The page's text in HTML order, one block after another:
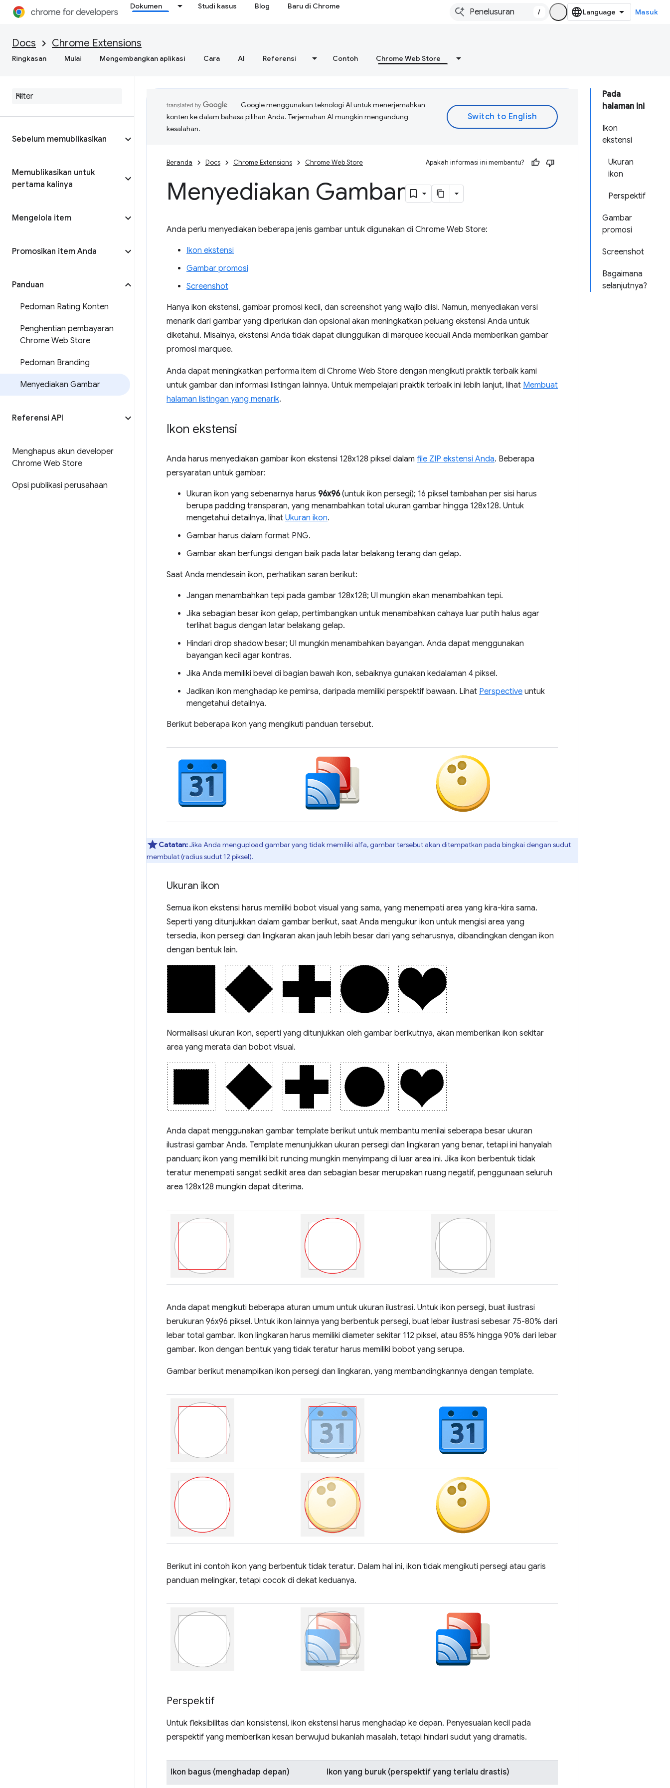
Dokumen Studi kasus Blog Baru di Chrome
/ Masuk
Docs Chrome Extensions
Ringkasan Mulai Mengembangkan aplikasi Cara AI Referensi Contoh Chrome Web Store
Sebelum memublikasikan
Memublikasikan untuk
pertama kalinya
Mengelola item
Promosikan item Anda
Panduan
Pedoman Rating Konten
Penghentian pembayaran
Chrome Web Store
Pedoman Branding
Menyediakan Gambar
Referensi API
Menghapus akun developer
Chrome Web Store
Opsi publikasi perusahaan
Pada
halaman ini
Ikon
ekstensi
Ukuran
ikon
Perspektif
Gambar
promosi
Screenshot
Bagaimana
selanjutnya?
Google menggunakan teknologi AI untuk menerjemahkan
konten ke dalam bahasa pilihan Anda. Terjemahan AI mungkin mengandung
kesalahan.
Beranda Docs Chrome Extensions Chrome Web Store Apakah informasi ini membantu?
Menyediakan Gambar
Anda perlu menyediakan beberapa jenis gambar untuk digunakan di Chrome Web Store:
Ikon ekstensi
Gambar promosi
Screenshot
Hanya ikon ekstensi, gambar promosi kecil, dan screenshot yang wajib diisi. Namun, menyediakan versi
menarik dari gambar yang diperlukan dan opsional akan meningkatkan peluang ekstensi Anda untuk
diketahui. Misalnya, ekstensi Anda tidak dapat diunggulkan di marquee kecuali Anda memberikan gambar
promosi marquee.
Anda dapat meningkatkan performa item di Chrome Web Store dengan mengikuti praktik terbaik kami
untuk gambar dan informasi listingan lainnya. Untuk mempelajari praktik terbaik ini lebih lanjut, lihat Membuat
halaman listingan yang menarik.
Ikon ekstensi
Anda harus menyediakan gambar ikon ekstensi 128x128 piksel dalam file ZIP ekstensi Anda. Beberapa
persyaratan untuk gambar:
Ukuran ikon yang sebenarnya harus 96x96(untuk ikon persegi); 16 piksel tambahan per sisi harus
berupa padding transparan, yang menambahkan total ukuran gambar hingga 128x128. Untuk
mengetahui detailnya, lihat Ukuran ikon.
Gambar harus dalam format PNG.
Gambar akan berfungsi dengan baik pada latar belakang terang dan gelap.
Saat Anda mendesain ikon, perhatikan saran berikut:
Jangan menambahkan tepi pada gambar 128x128; UI mungkin akan menambahkan tepi.
Jika sebagian besar ikon gelap, pertimbangkan untuk menambahkan cahaya luar putih halus agar
terlihat bagus dengan latar belakang gelap.
Hindari drop shadow besar; UI mungkin menambahkan bayangan. Anda dapat menggunakan
bayangan kecil agar kontras.
Jika Anda memiliki bevel di bagian bawah ikon, sebaiknya gunakan kedalaman 4 piksel.
Jadikan ikon menghadap ke pemirsa, daripada memiliki perspektif bawaan. Lihat Perspective untuk
mengetahui detailnya.
Berikut beberapa ikon yang mengikuti panduan tersebut.
Catatan:Jika Anda mengupload gambar yang tidak memiliki alfa, gambar tersebut akan ditempatkan pada bingkai dengan sudut
membulat (radius sudut 12 piksel).
Ukuran ikon
Semua ikon ekstensi harus memiliki bobot visual yang sama, yang menempati area yang kira-kira sama.
Seperti yang ditunjukkan dalam gambar berikut, saat Anda mengukur ikon untuk mengisi area yang
tersedia, ikon persegi dan lingkaran akan jauh lebih besar dari yang seharusnya, dibandingkan dengan ikon
dengan bentuk lain.
Normalisasi ukuran ikon, seperti yang ditunjukkan oleh gambar berikutnya, akan memberikan ikon sekitar
area yang merata dan bobot visual.
Anda dapat menggunakan gambar template berikut untuk membantu menilai seberapa besar ukuran
ilustrasi gambar Anda. Template menunjukkan ukuran persegi dan lingkaran yang benar, tetapi ini hanyalah
panduan; ikon yang memiliki bit runcing mungkin menyimpang di luar area ini. Jika ikon berbentuk tidak
teratur menempati sangat sedikit area dan sebagian besar merupakan ruang negatif, penggunaan seluruh
area 128x128 mungkin dapat diterima.
Anda dapat mengikuti beberapa aturan umum untuk ukuran ilustrasi. Untuk ikon persegi, buat ilustrasi
berukuran 96x96 piksel. Untuk ikon lainnya yang berbentuk persegi, buat lebar ilustrasi sebesar 75-80% dari
lebar total gambar. Ikon lingkaran harus memiliki diameter sekitar 112 piksel, atau 85% hingga 90% dari lebar
gambar. Ikon dengan bentuk yang tidak teratur harus memiliki bobot yang serupa.
Gambar berikut menampilkan ikon persegi dan lingkaran, yang membandingkannya dengan template.
Berikut ini contoh ikon yang berbentuk tidak teratur. Dalam hal ini, ikon tidak mengikuti persegi atau garis
panduan melingkar, tetapi cocok di dekat keduanya.
Perspektif
Untuk fleksibilitas dan konsistensi, ikon ekstensi harus menghadap ke depan. Penyesuaian kecil pada
perspektif yang memberikan kesan berwujud bukanlah masalah, tetapi hindari sudut yang dramatis.
Ikon bagus (menghadap depan) Ikon yang buruk (perspektif yang terlalu drastis)